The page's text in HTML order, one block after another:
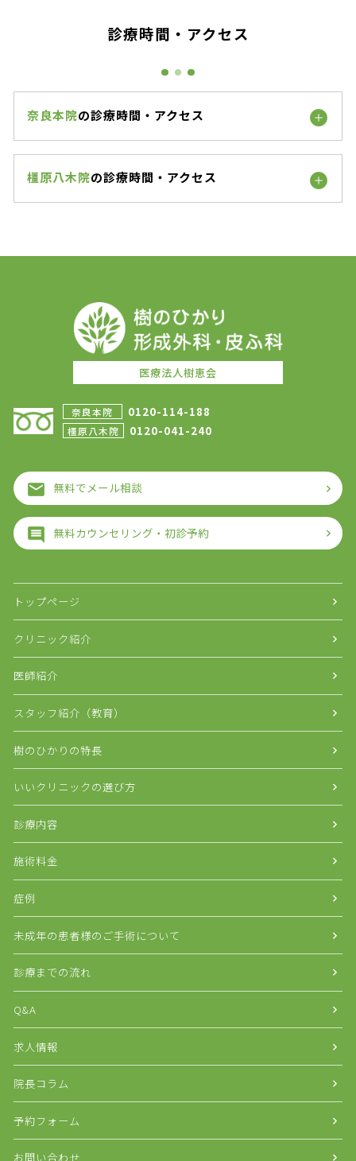
診療時間・アクセス
奈良本院の診療時間・アクセス
橿原八木院の診療時間・アクセス
医療法人樹恵会
奈良本院 0120-114-188
橿原八木院 0120-041-240
無料でメール相談
無料カウンセリング・初診予約
トップページ
クリニック紹介
医師紹介
スタッフ紹介（教育）
樹のひかりの特長
いいクリニックの選び方
診療内容
施術料金
症例
未成年の患者様のご手術について
診療までの流れ
Q&A
求人情報
院長コラム
予約フォーム
お問い合わせ